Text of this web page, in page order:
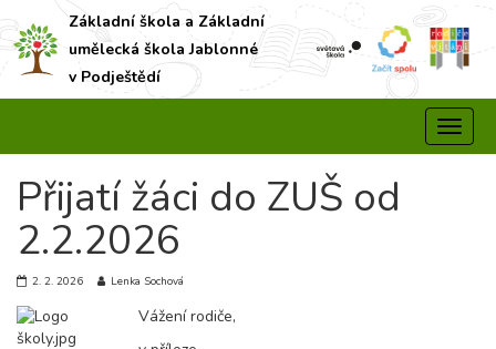
Základní škola a Základní
umělecká škola Jablonné
v Podještědí
Přijatí žáci do ZUŠ od
2.2.2026
2. 2. 2026 Lenka Sochová
Vážení rodiče,